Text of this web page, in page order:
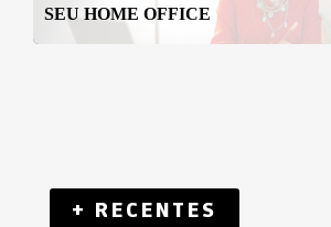
SEU HOME OFFICE
+ RECENTES